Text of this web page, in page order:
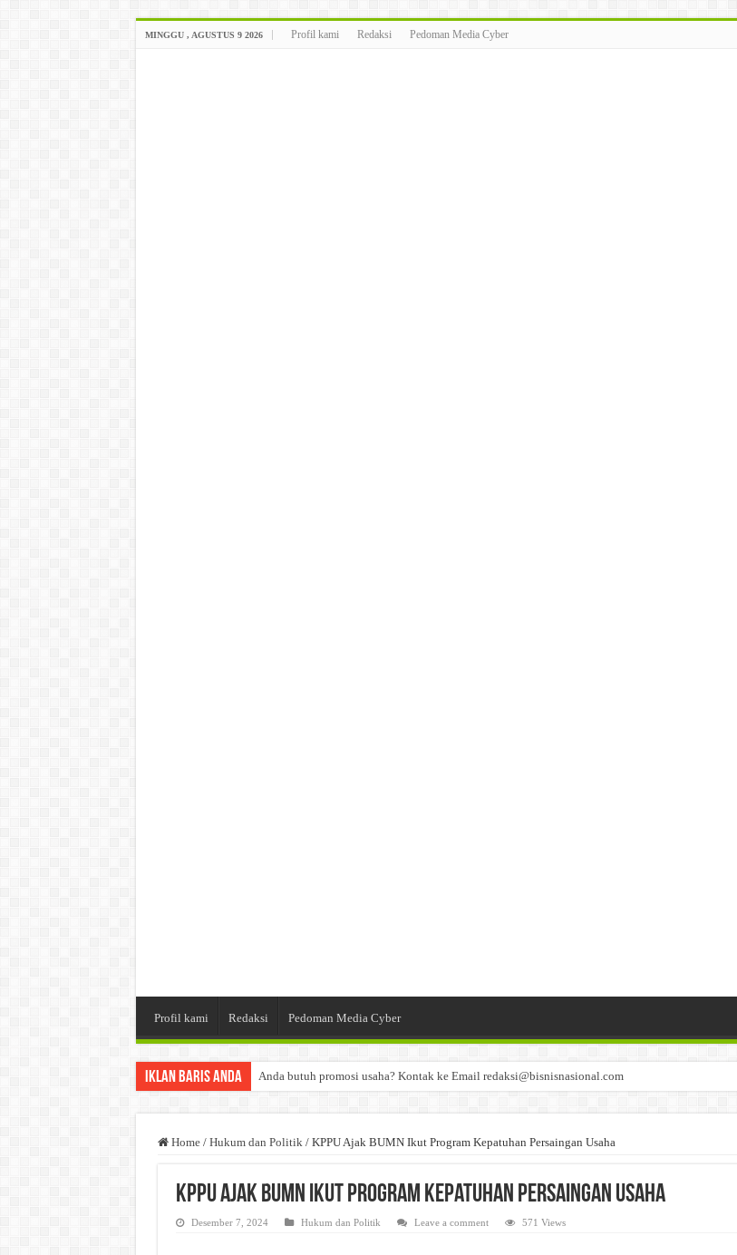
MINGGU , AGUSTUS 9 2026 Profil kami Redaksi Pedoman Media Cyber
Profil kami Redaksi Pedoman Media Cyber
Iklan Baris Anda Anda butuh promosi usaha? Kontak ke Email redaksi@bisnisnasional.com
Home / Hukum dan Politik / KPPU Ajak BUMN Ikut Program Kepatuhan Persaingan Usaha
KPPU Ajak BUMN Ikut Program Kepatuhan Persaingan Usaha
Desember 7, 2024 Hukum dan Politik Leave a comment 571 Views